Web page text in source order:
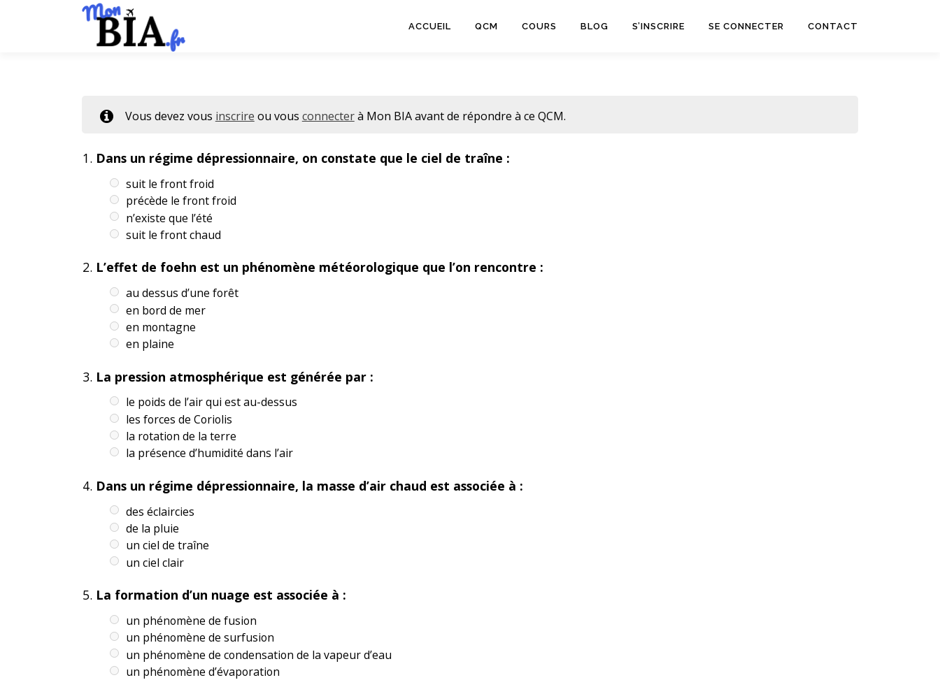
ACCUEIL QCM COURS BLOG S’INSCRIRE SE CONNECTER CONTACT
Vous devez vous inscrire ou vous connecterà Mon BIA avant de répondre à ce QCM.
Dans un régime dépressionnaire, on constate que le ciel de traîne :
suit le front froid
précède le front froid
n’existe que l’été
suit le front chaud
L’effet de foehn est un phénomène météorologique que l’on rencontre :
au dessus d’une forêt
en bord de mer
en montagne
en plaine
La pression atmosphérique est générée par :
le poids de l’air qui est au-dessus
les forces de Coriolis
la rotation de la terre
la présence d’humidité dans l’air
Dans un régime dépressionnaire, la masse d’air chaud est associée à :
des éclaircies
de la pluie
un ciel de traîne
un ciel clair
La formation d’un nuage est associée à :
un phénomène de fusion
un phénomène de surfusion
un phénomène de condensation de la vapeur d’eau
un phénomène d’évaporation